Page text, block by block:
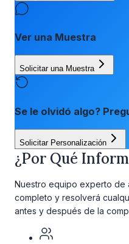
Ver una Muestra
Solicitar una Muestra
Se le olvidó algo?
Solicitar Personalización
¿Por Qué
Nuestro equipo experto de
completo y resolverá
antes y después de la